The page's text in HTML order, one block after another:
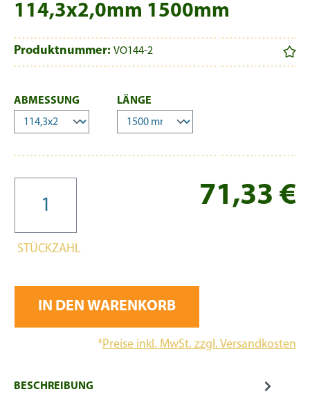
114,3x2,0mm 1500mm
Produktnummer: VO144-2
ABMESSUNG AUSWÄHLEN
LÄNGE
71,33 €
STÜCKZAHL
IN DEN WARENKORB
*Preise inkl. MwSt. zzgl. Versandkosten
BESCHREIBUNG